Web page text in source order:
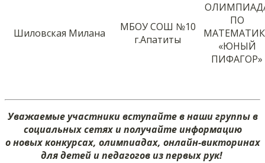
Шиловская Милана
МБОУ СОШ №10
г.Апатиты
ПО
«ЮНЫЙ
ПИФАГОР»
Уважаемые участники вступайте в наши группы в
социальных сетях и получайте информацию
о новых конкурсах, олимпиадах, онлайн-викторинах
для детей и педагогов из первых рук!